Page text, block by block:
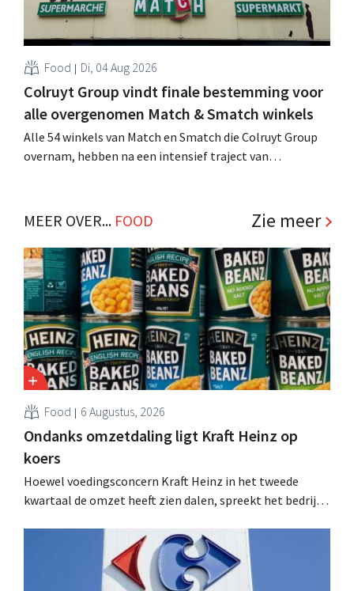
Food Di, 04 Aug 2026
Colruyt Group vindt finale bestemming voor
alle overgenomen Match & Smatch winkels
Alle 54 winkels van Match en Smatch die Colruyt Group
overnam, hebben na een intensief traject van
.MEER OVER... FOOD Zie meer
Food 6 Augustus, 2026
Ondanks omzetdaling ligt Kraft Heinz op
koers
Hoewel voedingsconcern Kraft Heinz in het tweede
kwartaal de omzet heeft zien dalen, spreekt het bedrijf
multinational verhoogt de investeringen en de
vooruitzichten.